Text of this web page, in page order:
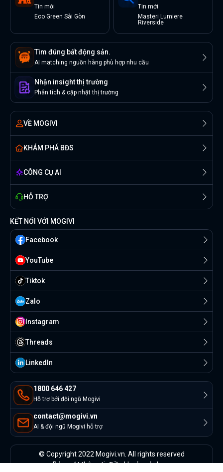
Tin mới
Eco Green Sài Gòn
Tin mới
Masteri Lumiere
Riverside
Tìm đúng bất động sản.
AI matching nguồn hàng phù hợp nhu cầu
Nhận insight thị trường
Phân tích & cập nhật thị trường
VỀ MOGIVI
KHÁM PHÁ BĐS
CÔNG CỤ AI
HỖ TRỢ
1800 646 427
Hỗ trợ bởi đội ngũ Mogivi
contact@mogivi.vn
AI & đội ngũ Mogivi hỗ trợ
KẾT NỐI VỚI MOGIVI
Facebook
YouTube
Tiktok
Zalo
Instagram
Threads
Linkedln
© Copyright 2022 Mogivi.vn. All rights reserved
Bảo mật thông tinĐiều khoản sử dụng